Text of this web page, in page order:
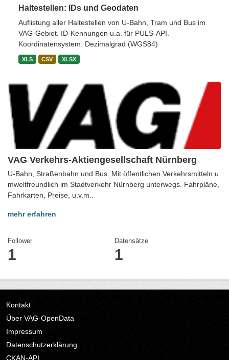
VAG Verkehrs-Aktiengesellschaft Nürnberg
U-Bahn, Straßenbahn und Bus. Mit öffentlichen Verkehrsmitteln u
mweltfreundlich im Stadtverkehr Nürnberg unterwegs. Fahrpläne,
Fahrkarten, Preise, u.v.m..
mehr erfahren
Follower
1
Datensätze
1
Haltestellen: IDs und Geodaten
Auflistung aller Haltestellen von U-Bahn, Tram und Bus im
VAG-Gebiet. ID-Kennungen u.a. für PULS-API.
Koordinatensystem: Dezimalgrad (WGS84)
XLS CSV XLSX
Kontakt
Über VAG-OpenData
Impressum
Datenschutzerklärung
CKAN-API